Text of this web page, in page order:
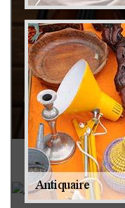
Rachat